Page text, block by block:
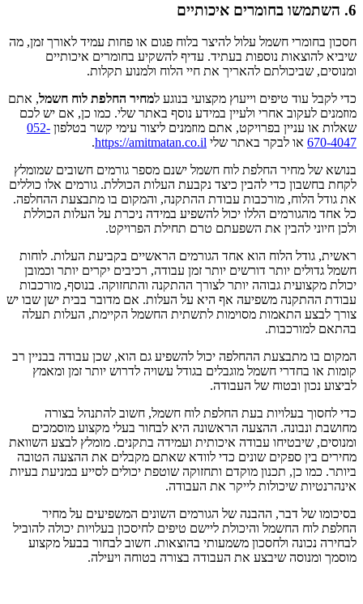
6. השתמשו בחומרים איכותיים
חסכון בחומרי חשמל עלול להיצר בלוח פגום או פחות עמיד לאורך זמן, מה
שיביא להוצאות נוספות בעתיד. עדיף להשקיע בחומרים איכותיים
ומנוסים, שביכולתם להאריך את חיי הלוח ולמנוע תקלות.
כדי לקבל עוד טיפים וייעוץ מקצועי בנוגע למחיר החלפת לוח חשמל, אתם
מוזמנים לעקוב אחרי ולעיין במידע נוסף באתר שלי. כמו כן, אם יש לכם
שאלות או עניין בפרויקט, אתם מוזמנים ליצור עימי קשר בטלפון 052-
670-4047 או לבקר באתר שלי https://amitmatan.co.il
.
בנושא של מחיר החלפת לוח חשמל ישנם מספר גורמים חשובים שמומלץ
לקחת בחשבון כדי להבין כיצד נקבעת העלות הכוללת. גורמים אלו כוללים
את גודל הלוח, מורכבות עבודת ההתקנה, והמקום בו מתבצעת ההחלפה.
כל אחד מהגורמים הללו יכול להשפיע במידה ניכרת על העלות הכוללת
ולכן חיוני להבין את השפעתם טרם תחילת הפרויקט.
ראשית, גודל הלוח הוא אחד הגורמים הראשיים בקביעת העלות. לוחות
חשמל גדולים יותר דורשים יותר זמן עבודה, רכיבים יקרים יותר וכמובן
יכולת מקצועית גבוהה יותר לצורך ההתקנה והתחזוקה. בנוסף, מורכבות
עבודת ההתקנה משפיעה אף היא על העלות. אם מדובר בבית ישן שבו יש
צורך לבצע התאמות מסוימות לתשתית החשמל הקיימת, העלות תעלה
בהתאם למורכבות.
המקום בו מתבצעת ההחלפה יכול להשפיע גם הוא, שכן עבודה בבניין רב
קומות או בחדרי חשמל מוגבלים בגודל עשויה לדרוש יותר זמן ומאמץ
לביצוע נכון ובטוח של העבודה.
כדי לחסוך בעלויות בעת החלפת לוח חשמל, חשוב להתנהל בצורה
מחושבת ונבונה. ההצעה הראשונה היא לבחור בעלי מקצוע מוסמכים
ומנוסים, שיבטיחו עבודה איכותית ועמידה בתקנים. מומלץ לבצע השוואת
מחירים בין ספקים שונים כדי לוודא שאתם מקבלים את ההצעה הטובה
ביותר. כמו כן, תכנון מוקדם ותחזוקה שוטפת יכולים לסייע במניעת בעיות
אינהרנטיות שיכולות לייקר את העבודה.
בסיכומו של דבר, ההבנה של הגורמים השונים המשפיעים על מחיר
החלפת לוח החשמל והיכולת ליישם טיפים לחיסכון בעלויות יכולה להוביל
לבחירה נכונה ולחסכון משמעותי בהוצאות. חשוב לבחור בבעל מקצוע
מוסמך ומנוסה שיבצע את העבודה בצורה בטוחה ויעילה.